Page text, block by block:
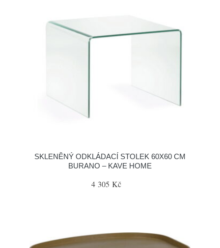
SKLENĚNÝ ODKLÁDACÍ STOLEK 60X60 CM
BURANO – KAVE HOME
4 305 Kč